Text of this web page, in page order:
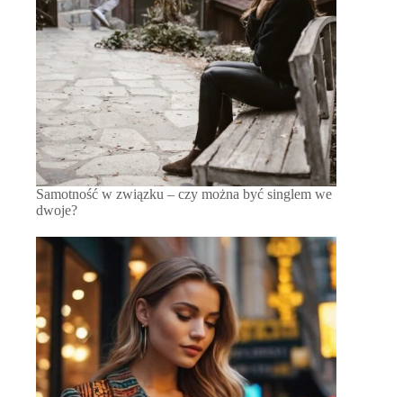
Samotność w związku – czy można być singlem we
dwoje?